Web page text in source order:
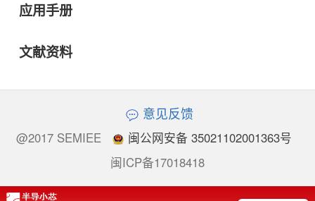
应用手册
文献资料
意见反馈
@2017 SEMIEE
闽公网安备 35021102001363号
闽ICP备17018418